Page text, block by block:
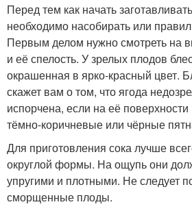
Перед тем как начать
необходимо насобирать или
Первым делом нужно смотреть на
и её спелость. У зрелых плодов
окрашенная в ярко-красный цвет.
скажет вам о том, что ягода
испорчена, если на её
тёмно-коричневые или чёрные
Для приготовления сока лучше
округлой формы. На ощупь они
упругими и плотными. Не следует
сморщенные плоды.